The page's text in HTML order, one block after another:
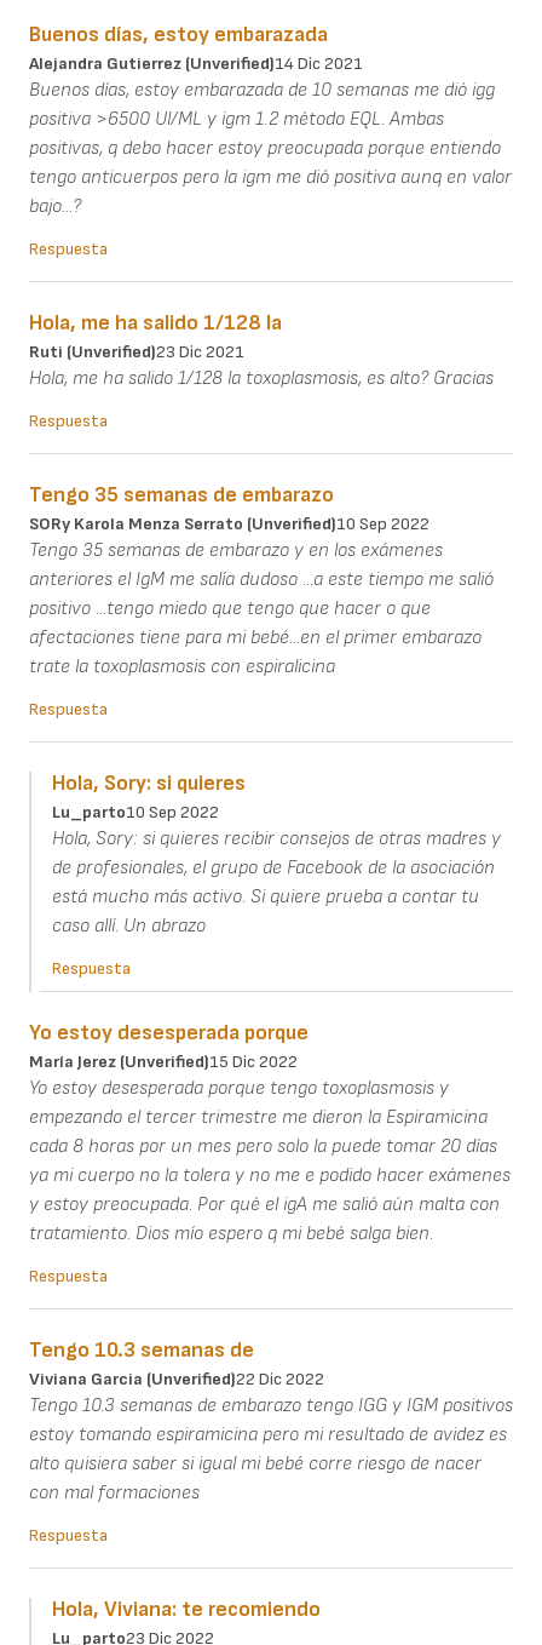
Buenos días, estoy embarazada
Alejandra Gutierrez (unverified)14 Dic 2021
Buenos días, estoy embarazada de 10 semanas me dió igg
positiva >6500 Ul/ML y igm 1.2 método EQL. Ambas
positivas, q debo hacer estoy preocupada porque entiendo
tengo anticuerpos pero la igm me dió positiva aunq en valor
bajo...?
Respuesta
Hola, me ha salido 1/128 la
Ruti (unverified)23 Dic 2021
Hola, me ha salido 1/128 la toxoplasmosis, es alto? Gracias
Respuesta
Tengo 35 semanas de embarazo
SORy Karola Menza Serrato (unverified)10 Sep 2022
Tengo 35 semanas de embarazo y en los exámenes
anteriores el IgM me salía dudoso ...a este tiempo me salió
positivo ...tengo miedo que tengo que hacer o que
afectaciones tiene para mi bebé...en el primer embarazo
trate la toxoplasmosis con espiralicina
Respuesta
Hola, Sory: si quieres
Lu_parto10 Sep 2022
Hola, Sory: si quieres recibir consejos de otras madres y
de profesionales, el grupo de Facebook de la asociación
está mucho más activo. Si quiere prueba a contar tu
caso allí. Un abrazo
Respuesta
Yo estoy desesperada porque
María Jerez (unverified)15 Dic 2022
Yo estoy desesperada porque tengo toxoplasmosis y
empezando el tercer trimestre me dieron la Espiramicina
cada 8 horas por un mes pero solo la puede tomar 20 días
ya mi cuerpo no la tolera y no me e podido hacer exámenes
y estoy preocupada. Por qué el igA me salió aún malta con
tratamiento. Dios mío espero q mi bebé salga bien.
Respuesta
Tengo 10.3 semanas de
Viviana Garcia (unverified)22 Dic 2022
Tengo 10.3 semanas de embarazo tengo IGG y IGM positivos
estoy tomando espiramicina pero mi resultado de avidez es
alto quisiera saber si igual mi bebé corre riesgo de nacer
con mal formaciones
Respuesta
Hola, Viviana: te recomiendo
Lu_parto23 Dic 2022